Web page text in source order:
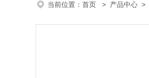
当前位置： 首页 > 产品中心 >